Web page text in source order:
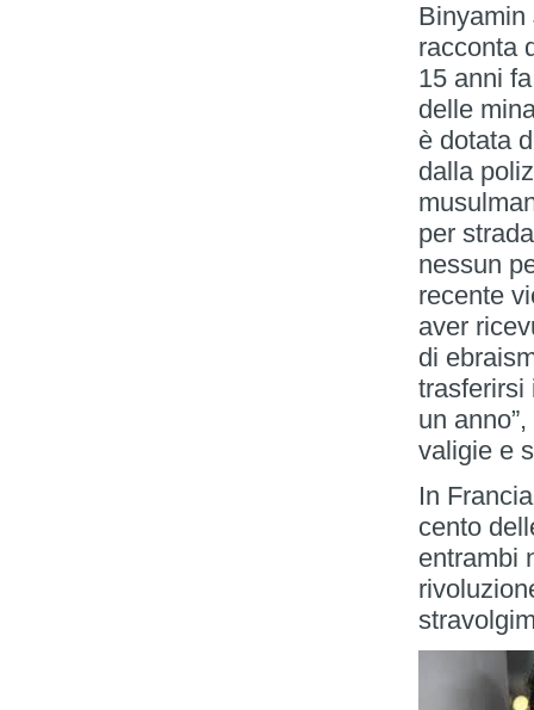
Binyamin
racconta
15 anni
delle
è dotata
dalla
per
nessun
recente
aver
di
trasferirsi
un
valigie e
In
cento
entrambi